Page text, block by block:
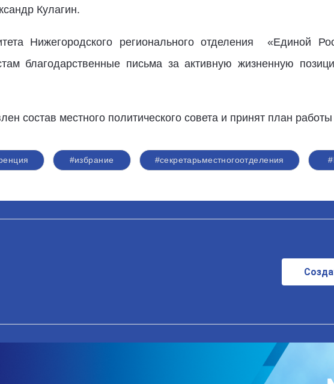
Кулагин.
Нижегородского регионального отделения «Единой
благодарственные письма за активную жизненную
состав местного политического совета и принят план
#избрание #секретарьместногоотделения